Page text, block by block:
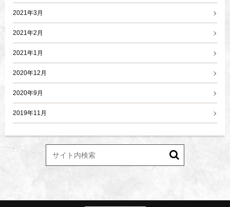
2021年3月
2021年2月
2021年1月
2020年12月
2020年9月
2019年11月